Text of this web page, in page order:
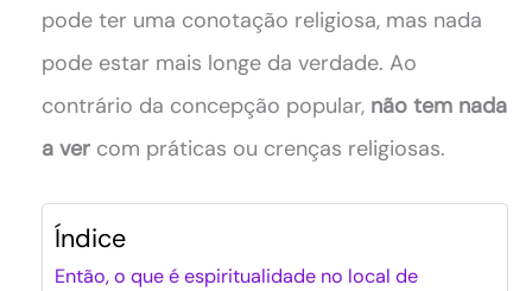
pode ter uma conotação religiosa, mas nada
pode estar mais longe da verdade. Ao
contrário da concepção popular, não tem nada
a ver com práticas ou crenças religiosas.
Índice
Então, o que é espiritualidade no local de